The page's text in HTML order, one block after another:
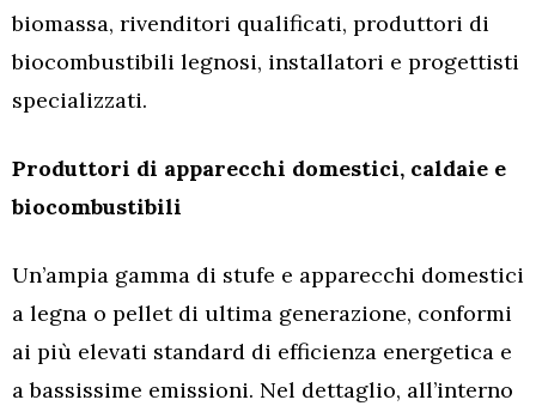
biomassa, rivenditori qualificati, produttori di
biocombustibili legnosi, installatori e progettisti
specializzati.
Produttori di apparecchi domestici, caldaie e
biocombustibili
Un’ampia gamma di stufe e apparecchi domestici
a legna o pellet di ultima generazione, conformi
ai più elevati standard di efficienza energetica e
a bassissime emissioni. Nel dettaglio, all’interno